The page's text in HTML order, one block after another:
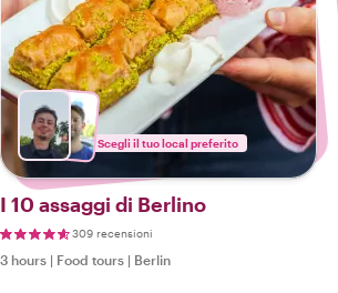
Scegli il tuo local preferito
I 10 assaggi di Berlino
309 recensioni
3 hours | Food tours | Berlin